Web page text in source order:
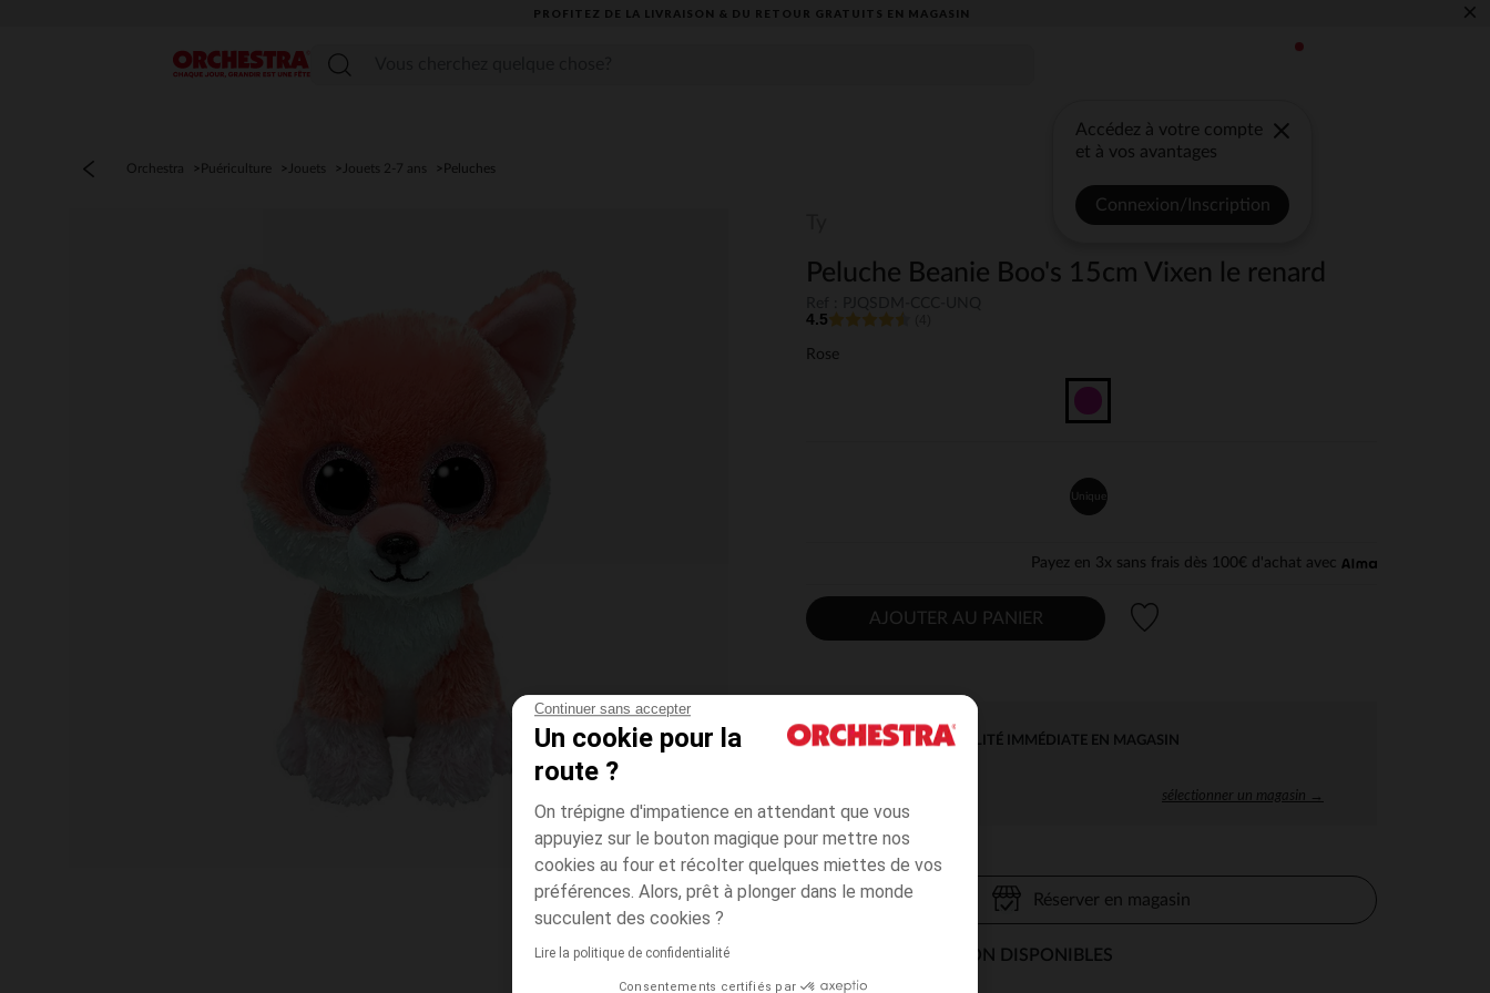
Continuer sans accepter
Un cookie pour la
route ?
On trépigne d'impatience en attendant que vous
appuyiez sur le bouton magique pour mettre nos
cookies au four et récolter quelques miettes de vos
préférences. Alors, prêt à plonger dans le monde
succulent des cookies ?
Lire la politique de confidentialité
Consentements certifiés par
PROFITEZ DE LA LIVRAISON & DU RETOUR GRATUITS EN MAGASIN​ ×
Menu
Accédez à votre compte
et à vos avantages
Connexion/Inscription
Orchestra Puériculture Jouets Jouets 2-7 ans Peluches
Peluche Beanie Boo's 15cm Vixen le renard
4.5
Rose
Unique
Payez en 3x sans frais dès 100€ d'achat avec
AJOUTER AU PANIER
DISPONIBILITÉ IMMÉDIATE EN MAGASIN
sélectionner un magasin →
Réserver en magasin
MODES DE LIVRAISON DISPONIBLES